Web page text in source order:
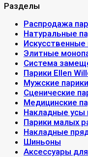
Разделы
Распродажа
Натуральные
Искусственные
Элитные
Система
Парики Ellen
Мужские парики
Сценические
Медицинские
Накладные усы
Парики малых
Накладные
Шиньоны
Аксессуары